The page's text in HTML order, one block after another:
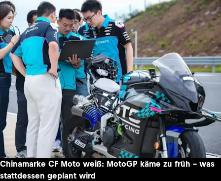
Superbike-Ass Remy Gardner (28): Beim Red Bull
Romaniacs komplett am Limit
SUPERBIKE WM 05.08.2026 - 07:05